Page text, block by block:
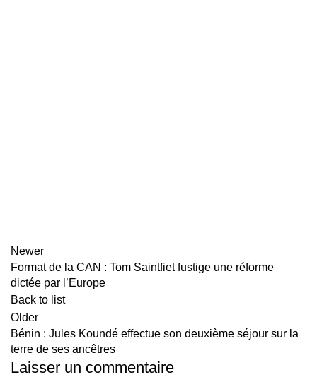
Newer
Format de la CAN : Tom Saintfiet fustige une réforme
dictée par l’Europe
Back to list
Older
Bénin : Jules Koundé effectue son deuxième séjour sur la
terre de ses ancêtres
Laisser un commentaire